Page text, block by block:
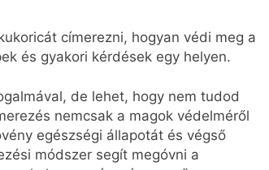
címerezni, hogyan védi meg a
és gyakori kérdések egy helyen.
de lehet, hogy nem tudod
nemcsak a magok védelméről
egészségi állapotát és végső
módszer segít megóvni a